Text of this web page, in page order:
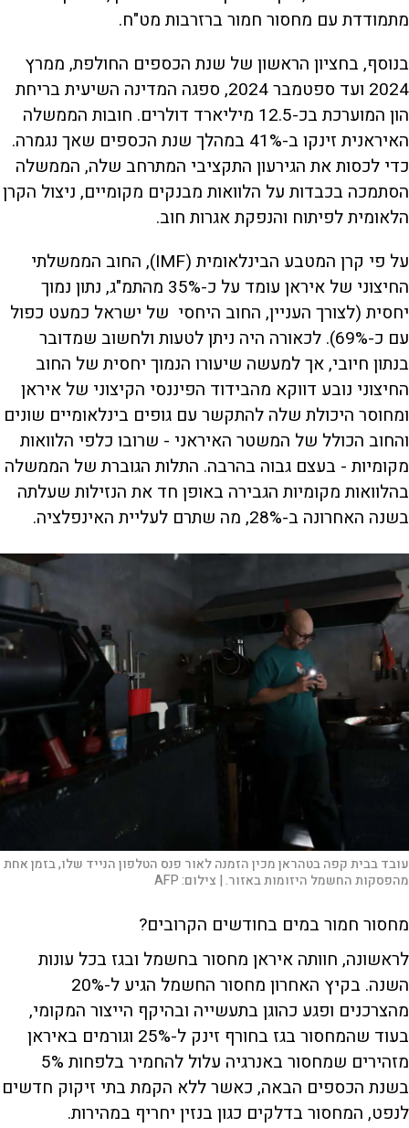
מתמודדת עם מחסור חמור ברזרבות מט"ח.
בנוסף, בחציון הראשון של שנת הכספים החולפת, ממרץ
2024 ועד ספטמבר 2024, ספגה המדינה השיעית בריחת
הון המוערכת בכ-12.5 מיליארד דולרים. חובות הממשלה
האיראנית זינקו ב-41% במהלך שנת הכספים שאך נגמרה.
כדי לכסות את הגירעון התקציבי המתרחב שלה, הממשלה
הסתמכה בכבדות על הלוואות מבנקים מקומיים, ניצול הקרן
הלאומית לפיתוח והנפקת אגרות חוב.
על פי קרן המטבע הבינלאומית (IMF), החוב הממשלתי
החיצוני של איראן עומד על כ-35% מהתמ"ג, נתון נמוך
יחסית (לצורך העניין, החוב היחסי של ישראל כמעט כפול
עם כ-69%). לכאורה היה ניתן לטעות ולחשוב שמדובר
בנתון חיובי, אך למעשה שיעורו הנמוך יחסית של החוב
החיצוני נובע דווקא מהבידוד הפיננסי הקיצוני של איראן
ומחוסר היכולת שלה להתקשר עם גופים בינלאומיים שונים
והחוב הכולל של המשטר האיראני - שרובו כלפי הלוואות
מקומיות - בעצם גבוה בהרבה. התלות הגוברת של הממשלה
בהלוואות מקומיות הגבירה באופן חד את הנזילות שעלתה
בשנה האחרונה ב-28%, מה שתרם לעליית האינפלציה.
עובד בבית קפה בטהראן מכין הזמנה לאור פנס הטלפון הנייד שלו, בזמן אחת
מהפסקות החשמל היזומות באזור. | צילום:AFP
מחסור חמור במים בחודשים הקרובים?
לראשונה, חוותה איראן מחסור בחשמל ובגז בכל עונות
השנה. בקיץ האחרון מחסור החשמל הגיע ל-20%
מהצרכנים ופגע כהוגן בתעשייה ובהיקף הייצור המקומי,
בעוד שהמחסור בגז בחורף זינק ל-25% וגורמים באיראן
מזהירים שמחסור באנרגיה עלול להחמיר בלפחות 5%
בשנת הכספים הבאה, כאשר ללא הקמת בתי זיקוק חדשים
לנפט, המחסור בדלקים כגון בנזין יחריף במהירות.